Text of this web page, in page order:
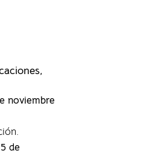
noviembre
5 de